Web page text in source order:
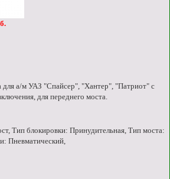
для а/м УАЗ "Спайсер", "Хантер", "Патриот" с
для переднего моста.
Тип блокировки: Принудительная, Тип моста:
Пневматический,